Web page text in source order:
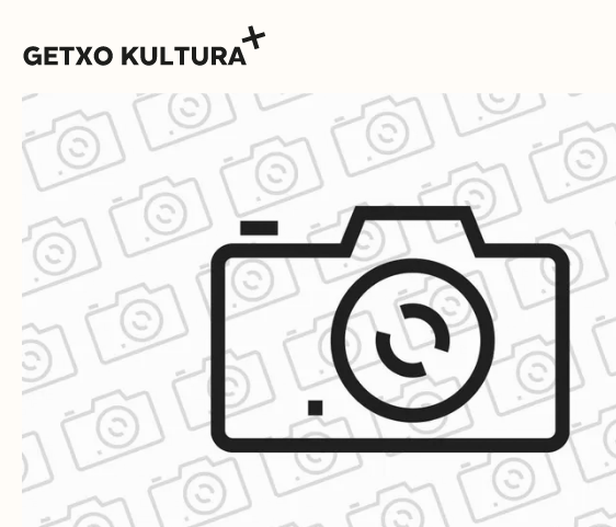
AGENDA
MUXIKEBARRI
CONTACTO
ENTRADAS